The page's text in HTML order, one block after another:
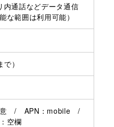
内通話などデータ通信
な範囲は利用可能）
）
意 / APN：mobile /
空欄